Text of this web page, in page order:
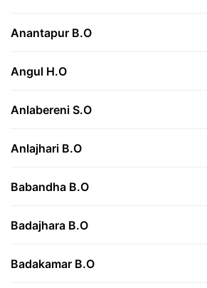
Anantapur B.O
Angul H.O
Anlabereni S.O
Anlajhari B.O
Babandha B.O
Badajhara B.O
Badakamar B.O